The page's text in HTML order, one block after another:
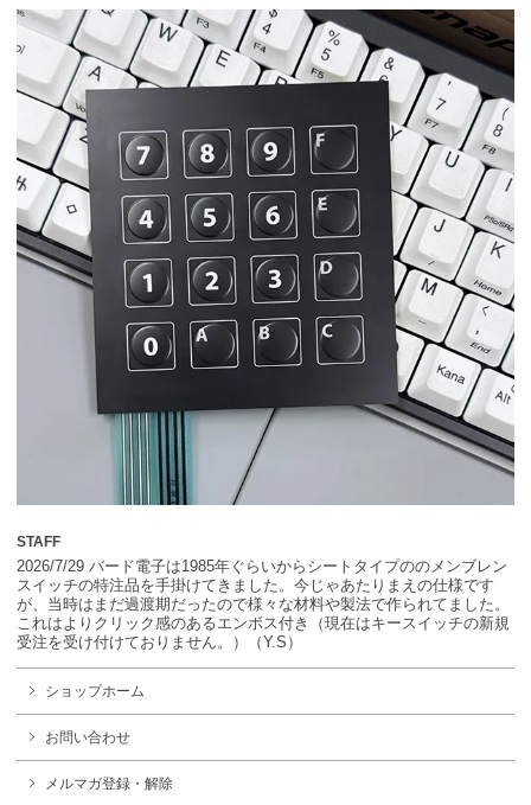
STAFF
2026/7/29 バード電子は1985年ぐらいからシートタイプののメンブレン
スイッチの特注品を手掛けてきました。今じゃあたりまえの仕様です
が、当時はまだ過渡期だったので様々な材料や製法で作られてました。
これはよりクリック感のあるエンボス付き（現在はキースイッチの新規
受注を受け付けておりません。）（Y.S）
ショップホーム
お問い合わせ
メルマガ登録・解除